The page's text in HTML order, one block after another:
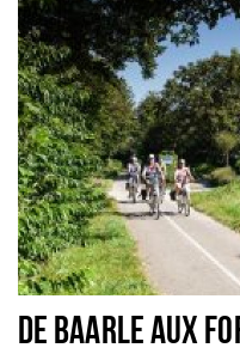
DE BAARLE AUX